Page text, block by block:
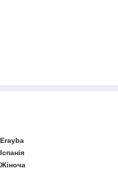
Erayba
Іспанія
Жіноча